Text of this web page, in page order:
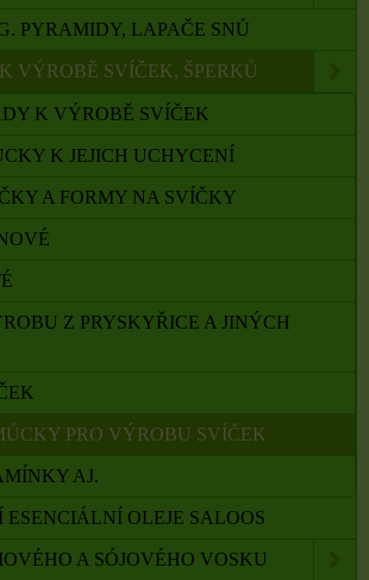
PYRAMIDY, LAPAČE SNŮ
VÝROBĚ SVÍČEK, ŠPERKŮ
K VÝROBĚ SVÍČEK
K JEJICH UCHYCENÍ
A FORMY NA SVÍČKY
Z PRYSKYŘICE A JINÝCH
PRO VÝROBU SVÍČEK
AJ.
ESENCIÁLNÍ OLEJE SALOOS
A SÓJOVÉHO VOSKU